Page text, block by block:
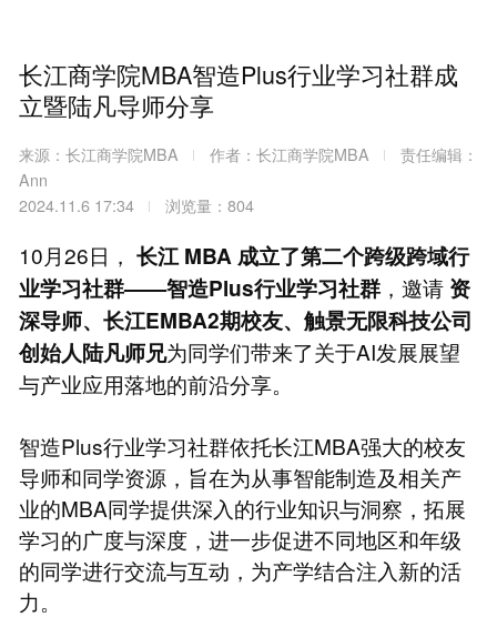
长江商学院MBA智造Plus行业学习社群成
立暨陆凡导师分享
来源：长江商学院MBA 作者：长江商学院MBA
责任编辑：
Ann
2024.11.6 17:34
浏览量：804
10月26日， 长江 MBA 成立了第二个跨级跨域行
业学习社群——智造Plus行业学习社群，邀请 资
深导师、长江EMBA2期校友、触景无限科技公司
创始人陆凡师兄为同学们带来了关于AI发展展望
与产业应用落地的前沿分享。
智造Plus行业学习社群依托长江MBA强大的校友
导师和同学资源，旨在为从事智能制造及相关产
业的MBA同学提供深入的行业知识与洞察，拓展
学习的广度与深度，进一步促进不同地区和年级
的同学进行交流与互动，为产学结合注入新的活
力。